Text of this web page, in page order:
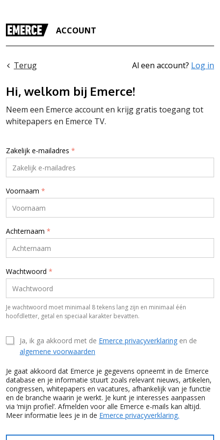
ACCOUNT
Terug Al een account? Log in
Hi, welkom bij Emerce!
Neem een Emerce account en krijg gratis toegang tot
whitepapers en Emerce TV.
Zakelijk e-mailadres *
Voornaam *
Achternaam *
Wachtwoord *
Je wachtwoord moet minimaal 8 tekens lang zijn en minimaal één
hoofdletter, getal en speciaal karakter bevatten.
Ja, ik ga akkoord met de Emerce privacyverklaring en de
algemene voorwaarden
Je gaat akkoord dat Emerce je gegevens opneemt in de Emerce
database en je informatie stuurt zoals relevant nieuws, artikelen,
congressen, whitepapers en vacatures, afhankelijk van je functie
en de branche waarin je werkt. Je kunt je interesses aanpassen
via ‘mijn profiel’. Afmelden voor alle Emerce e-mails kan altijd.
Meer informatie lees je in de Emerce privacyverklaring.